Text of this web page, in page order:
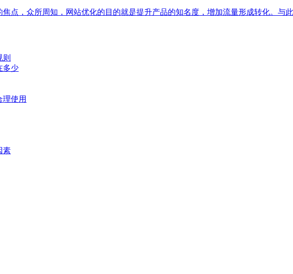
点，众所周知，网站优化的目的就是提升产品的知名度，增加流量形成转化。与
多少
使用
素